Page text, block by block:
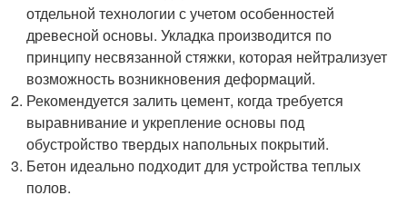
отдельной технологии с учетом особенностей
древесной основы. Укладка производится по
принципу несвязанной стяжки, которая нейтрализует
возможность возникновения деформаций.
Рекомендуется залить цемент, когда требуется
выравнивание и укрепление основы под
обустройство твердых напольных покрытий.
Бетон идеально подходит для устройства теплых
полов.